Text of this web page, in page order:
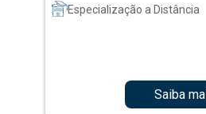
Especialização a Distância
Saiba